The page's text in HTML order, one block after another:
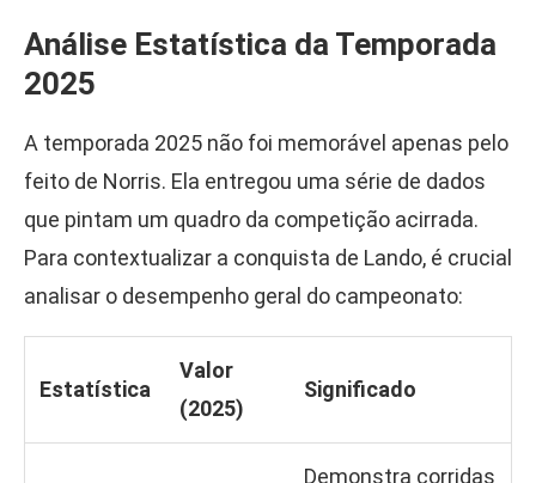
Análise Estatística da Temporada
2025
A temporada 2025 não foi memorável apenas pelo
feito de Norris. Ela entregou uma série de dados
que pintam um quadro da competição acirrada.
Para contextualizar a conquista de Lando, é crucial
analisar o desempenho geral do campeonato:
Estatística
Valor
(2025)
Significado
Demonstra corridas